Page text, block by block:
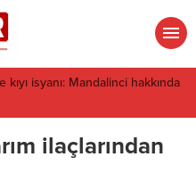
Fen Lisesi’nde 4 yıl geçti,
ilaçlarından